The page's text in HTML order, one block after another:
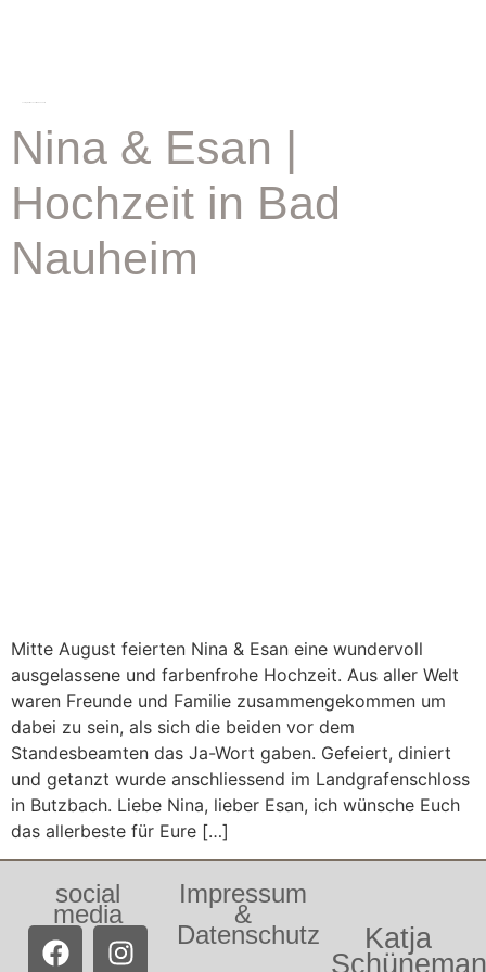
Nina & Esan |
Hochzeit in Bad
Nauheim
Mitte August feierten Nina & Esan eine wundervoll
ausgelassene und farbenfrohe Hochzeit. Aus aller Welt
waren Freunde und Familie zusammengekommen um
dabei zu sein, als sich die beiden vor dem
Standesbeamten das Ja-Wort gaben. Gefeiert, diniert
und getanzt wurde anschliessend im Landgrafenschloss
in Butzbach. Liebe Nina, lieber Esan, ich wünsche Euch
das allerbeste für Eure […]
social
media
Impressum
&
Datenschutz
Katja